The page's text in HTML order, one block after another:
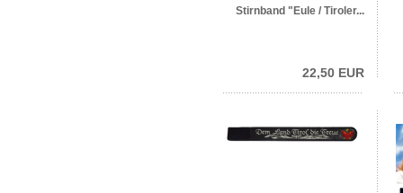
Stirnband "Eule / Tiroler...
22,50 EUR